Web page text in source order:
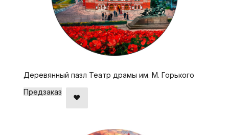
Деревянный пазл Театр драмы им. М. Горького
Предзаказ